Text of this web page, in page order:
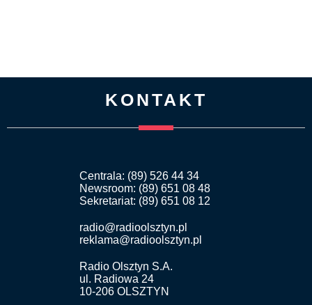
KONTAKT
Centrala: (89) 526 44 34
Newsroom: (89) 651 08 48
Sekretariat: (89) 651 08 12
radio@radioolsztyn.pl
reklama@radioolsztyn.pl
Radio Olsztyn S.A.
ul. Radiowa 24
10-206 OLSZTYN